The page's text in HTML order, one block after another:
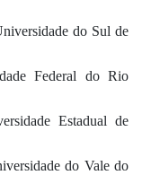
do Sul de
Federal do Rio
Estadual de
do Vale do